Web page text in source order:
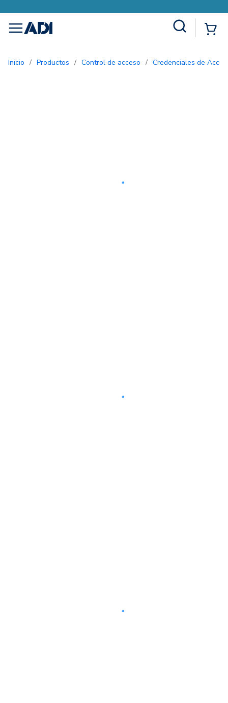
menu
Inicio / Productos / Control de acceso / Credenciales de